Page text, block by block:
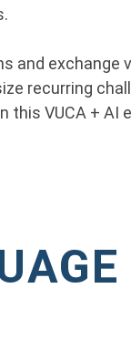
and exchange
recurring
this VUCA + AI